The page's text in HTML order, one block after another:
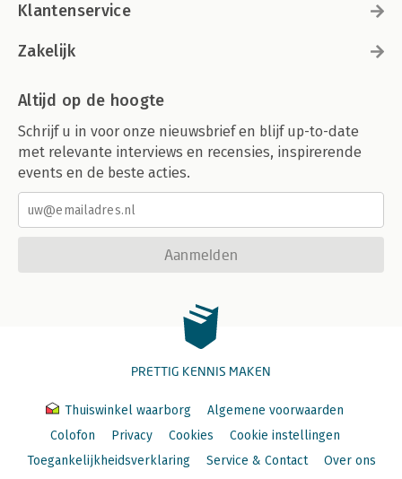
Klantenservice
Zakelijk
Altijd op de hoogte
Schrijf u in voor onze nieuwsbrief en blijf up-to-date
met relevante interviews en recensies, inspirerende
events en de beste acties.
Aanmelden
PRETTIG KENNIS MAKEN
Thuiswinkel waarborg
Algemene voorwaarden
Colofon
Privacy Cookies
Cookie instellingen
Toegankelijkheidsverklaring
Service & Contact Over ons